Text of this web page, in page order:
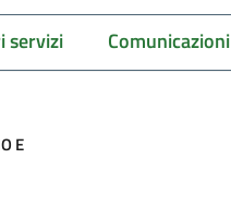
servizi Comunicazioni
E